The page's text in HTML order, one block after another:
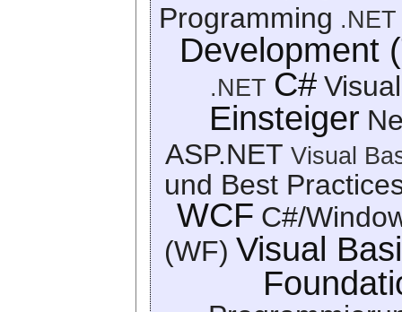
Programming
Development
.NET C#
Einsteiger
ASP.NET Visual
und Best
WCF C#/
(WF) Visual